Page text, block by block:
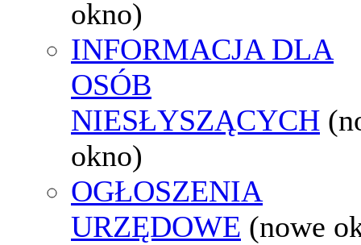
okno)
INFORMACJA DLA
OSÓB
NIESŁYSZĄCYCH
okno)
OGŁOSZENIA
URZĘDOWE (nowe